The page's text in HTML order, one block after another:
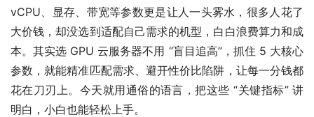
vCPU、显存、带宽等参数更是让人一头雾水，很多人花了
大价钱，却没选到适配自己需求的机型，白白浪费算力和成
本。其实选 GPU 云服务器不用 “盲目追高”，抓住 5 大核心
参数，就能精准匹配需求、避开性价比陷阱，让每一分钱都
花在刀刃上。今天就用通俗的语言，把这些 “关键指标” 讲
明白，小白也能轻松上手。